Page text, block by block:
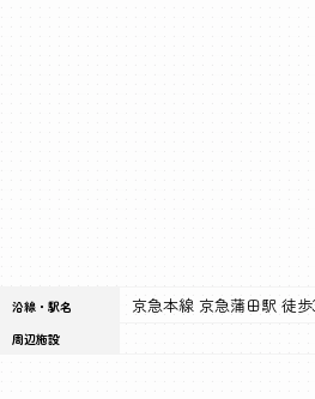
沿線・駅名 京急本線 京急蒲田駅 徒
周辺施設